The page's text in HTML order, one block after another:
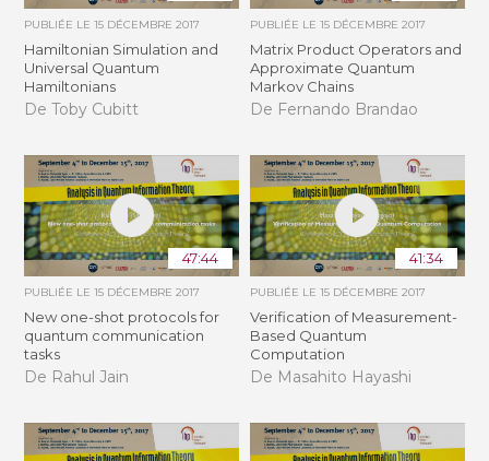
PUBLIÉE LE15 DÉCEMBRE 2017
Hamiltonian Simulation and
Universal Quantum
Hamiltonians
De Toby Cubitt
PUBLIÉE LE 15 DÉCEMBRE 2017
Matrix Product Operators and
Approximate Quantum
Markov Chains
De Fernando Brandao
47:44
PUBLIÉE LE15 DÉCEMBRE 2017
New one-shot protocols for
quantum communication
tasks
De Rahul Jain
41:34
PUBLIÉE LE 15 DÉCEMBRE 2017
Verification of Measurement-
Based Quantum
Computation
De Masahito Hayashi